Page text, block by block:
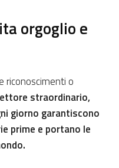
orgoglio e
riconoscimenti o
straordinario,
giorno garantiscono
prime e portano le